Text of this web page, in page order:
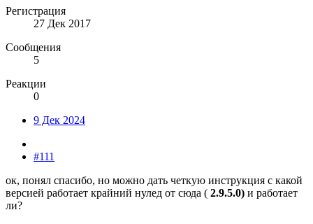
Регистрация
27 Дек 2017
Сообщения
5
Реакции
0
9 Дек 2024
#111
ок, понял спасибо, но можно дать четкую инструкция с какой
версией работает крайний нулед от сюда ( 2.9.5.0) и работает
ли?